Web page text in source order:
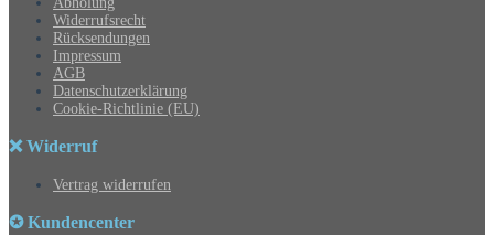
Widerrufsrecht
Rücksendungen
Impressum
AGB
Datenschutzerklärung
Cookie-Richtlinie (EU)
❌ Widerruf
Vertrag widerrufen
✪ Kundencenter